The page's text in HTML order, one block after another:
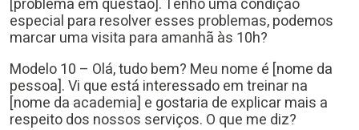
[problema em questão]. Tenho uma condição
especial para resolver esses problemas, podemos
marcar uma visita para amanhã às 10h?
Modelo 10 – Olá, tudo bem? Meu nome é [nome da
pessoa]. Vi que está interessado em treinar na
[nome da academia] e gostaria de explicar mais a
respeito dos nossos serviços. O que me diz?